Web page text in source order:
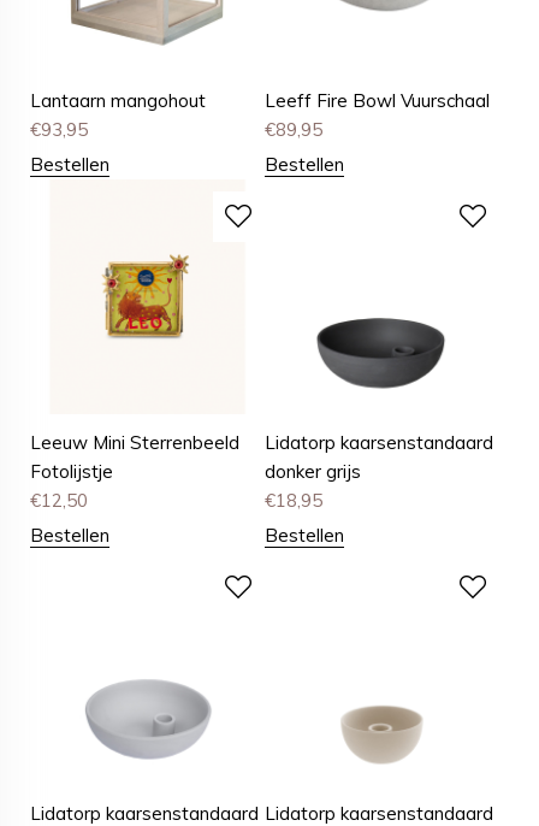
Lantaarn mangohout
€93,95
Bestellen
Leeff Fire Bowl Vuurschaal
€89,95
Bestellen
Leeuw Mini Sterrenbeeld
Fotolijstje
€12,50
Bestellen
Lidatorp kaarsenstandaard
donker grijs
€18,95
Bestellen
Lidatorp kaarsenstandaard Lidatorp kaarsenstandaard